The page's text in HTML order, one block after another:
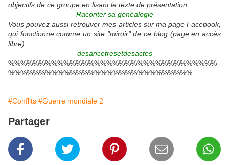
objectifs de ce groupe en lisant le texte de présentation.
Raconter sa généalogie
Vous pouvez aussi retrouver mes articles sur ma page Facebook,
qui fonctionne comme un site "miroir" de ce blog (page en accès
libre).
desancetresetdesactes
%%%%%%%%%%%%%%%%%%%%%%%%%%%%%%%%%%
%%%%%%%%%%%%%%%%%%%%%%%%%%%%%%
#Conflits #Guerre mondiale 2
Partager